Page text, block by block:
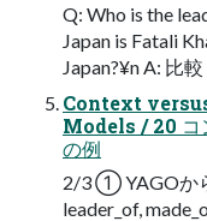
Q: Who is the
Japan is Fatali
Japan?¥n A: 比較
Context
Models / 20 コ
の例
2/3 ① YAGOか
leader_of,